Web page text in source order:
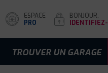
ESPACE
PRO
BONJOUR,
TROUVER UN GARAGE